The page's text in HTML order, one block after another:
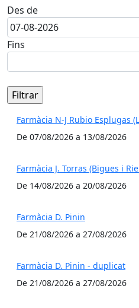
Des de
Fins
Farmàcia N-J Rubio Esplugas
De 07/08/2026 a 13/08/2026
Farmàcia J. Torras (Bigues i
De 14/08/2026 a 20/08/2026
Farmàcia D. Pinin
De 21/08/2026 a 27/08/2026
Farmàcia D. Pinin - duplicat
De 21/08/2026 a 27/08/2026